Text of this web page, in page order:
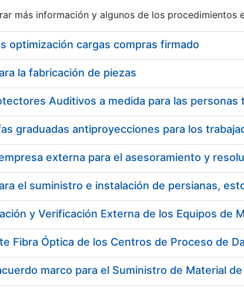
más información y algunos de los procedimientos
optimización cargas compras firmado
la fabricación de piezas
el suministro e instalación de persianas,